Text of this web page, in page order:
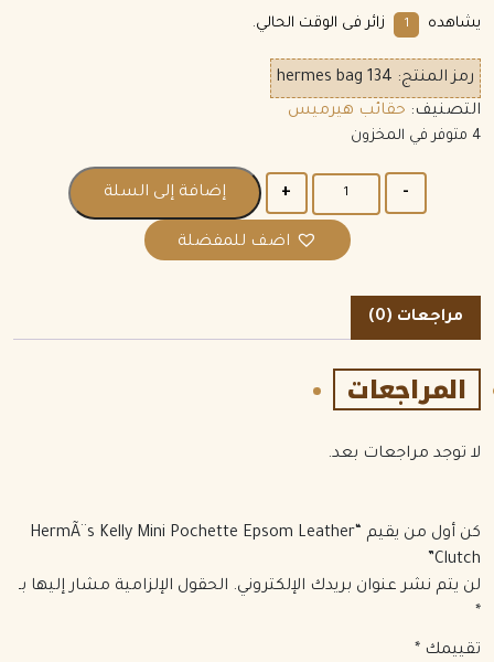
يشاهده 1 زائر فى الوقت الحالي.
رمز المنتج: hermes bag 134
التصنيف: حقائب هيرميس
4 متوفر في المخزون
إضافة إلى السلة
اضف للمفضلة
مراجعات (0)
المراجعات
لا توجد مراجعات بعد.
كن أول من يقيم “HermÃ¨s Kelly Mini Pochette Epsom Leather
Clutch”
لن يتم نشر عنوان بريدك الإلكتروني. الحقول الإلزامية مشار إليها بـ
*
تقييمك *